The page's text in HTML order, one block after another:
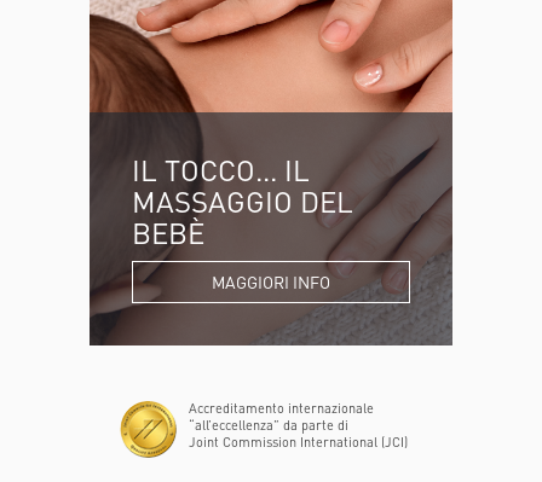
IL TOCCO... IL
MASSAGGIO DEL
BEBÈ
MAGGIORI INFO
Accreditamento internazionale
“all’eccellenza” da parte di
Joint Commission International (JCI)